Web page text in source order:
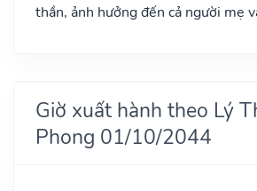
thần, ảnh hưởng đến cả người mẹ
Giờ xuất hành theo Lý
Phong 01/10/2044